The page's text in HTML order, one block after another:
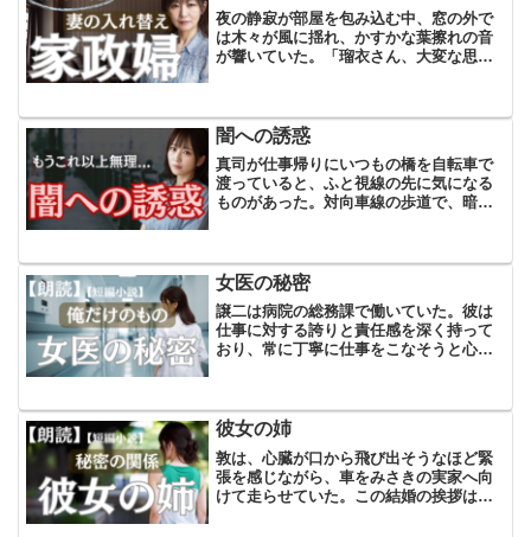
夜の静寂が部屋を包み込む中、窓の外で
は木々が風に揺れ、かすかな葉擦れの音
が響いていた。「瑠衣さん、大変な思い
た。今、目の前にいる女性は妻...
闇への誘惑
真司が仕事帰りにいつもの橋を自転車で
渡っていると、ふと視線の先に気になる
ものがあった。対向車線の歩道で、暗い
乗り出しそうな女性の横には、小さな乳
母車が寄り添うように止ま...
女医の秘密
譲二は病院の総務課で働いていた。彼は
仕事に対する誇りと責任感を深く持って
おり、常に丁寧に仕事をこなそうと心掛
職員からは、彼のペースは...
彼女の姉
敦は、心臓が口から飛び出そうなほど緊
張を感じながら、車をみさきの実家へ向
けて走らせていた。この結婚の挨拶は彼